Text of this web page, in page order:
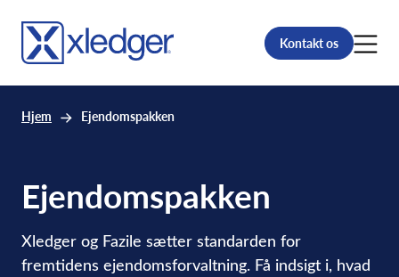
Kontakt os
Hjem Ejendomspakken
Ejendomspakken
Xledger og Fazile sætter standarden for
fremtidens ejendomsforvaltning. Få indsigt i, hvad